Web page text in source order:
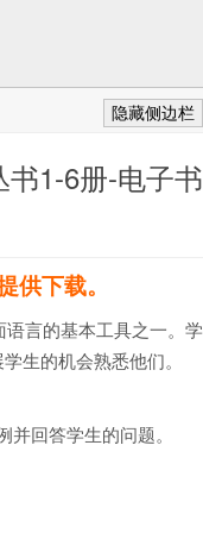
隐藏侧边栏
1-6册-电子书
下载。
言的基本工具之一。学
生的机会熟悉他们。
回答学生的问题。